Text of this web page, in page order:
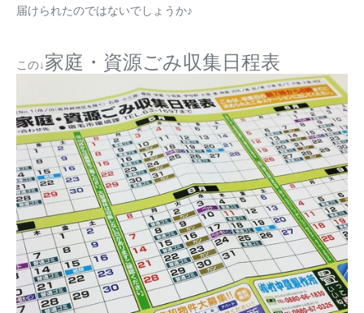
届けられたのではないでしょうか♪
この↓家庭・資源ごみ収集日程表